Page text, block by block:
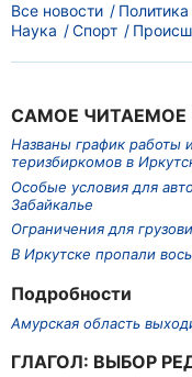
САМОЕ ЧИТАЕМОЕ
Названы график работы
теризбиркомов в
Особые условия для
Забайкалье
Ограничения для
В Иркутске пропали
Подробности
Амурская область
ГЛАГОЛ: ВЫБОР
Все новости Политика
Наука
Спорт